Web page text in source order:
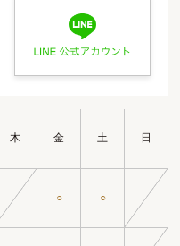
木 金 土 日
○ ○